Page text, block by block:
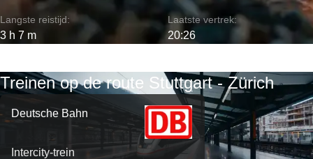
Langste reistijd:
3 h 7 m
Laatste vertrek:
20:26
Treinen op de route Stuttgart - Zürich
Deutsche Bahn
Intercity-trein